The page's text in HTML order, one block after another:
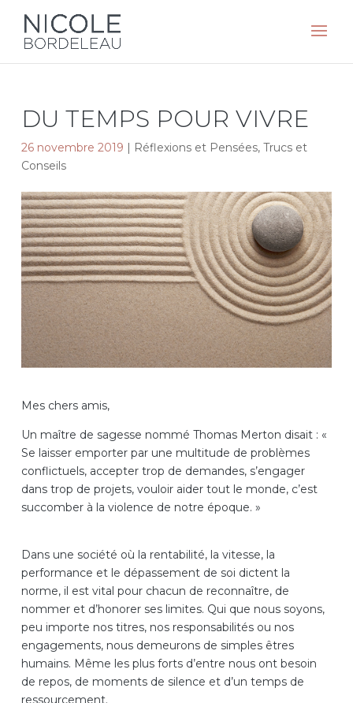
DU TEMPS POUR VIVRE
26 novembre 2019 | Réflexions et Pensées, Trucs et
Conseils
Mes chers amis,
Un maître de sagesse nommé Thomas Merton disait : «
Se laisser emporter par une multitude de problèmes
conflictuels, accepter trop de demandes, s’engager
dans trop de projets, vouloir aider tout le monde, c’est
succomber à la violence de notre époque. »
Dans une société où la rentabilité, la vitesse, la
performance et le dépassement de soi dictent la
norme, il est vital pour chacun de reconnaître, de
nommer et d’honorer ses limites. Qui que nous soyons,
peu importe nos titres, nos responsabilités ou nos
engagements, nous demeurons de simples êtres
humains. Même les plus forts d’entre nous ont besoin
de repos, de moments de silence et d’un temps de
ressourcement.